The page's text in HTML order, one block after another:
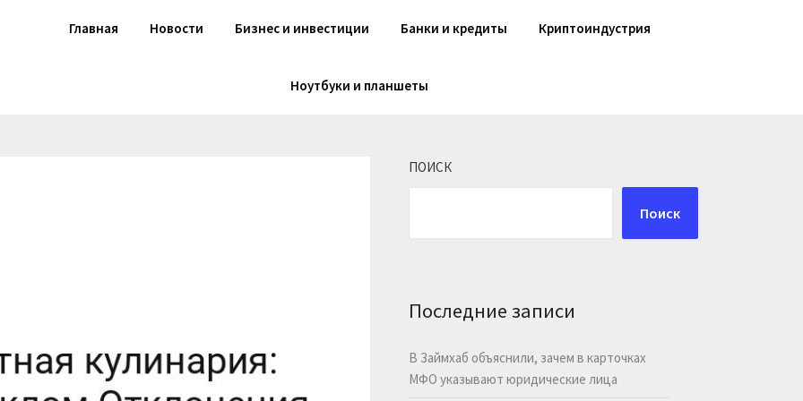
Главная Новости Бизнес и инвестиции Банки и кредиты Криптоиндустрия
Ноутбуки и планшеты
ПОИСК
Поиск
Последние записи
В Займхаб объяснили, зачем в карточках
МФО указывают юридические лица